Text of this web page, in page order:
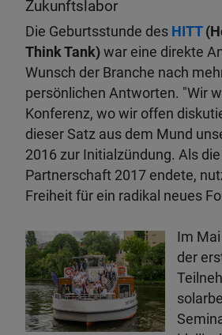
Zukunftslabor
Die Geburtsstunde des HITT
Think Tank) war eine direkte
Wunsch der Branche nach
persönlichen Antworten. "Wir
Konferenz, wo wir offen
dieser Satz aus dem Mund
2016 zur Initialzündung. Als die
Partnerschaft 2017 endete,
Freiheit für ein radikal neues
Im
der